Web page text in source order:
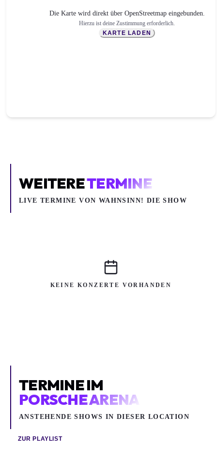
Die Karte wird direkt über OpenStreetmap eingebunden.
Hierzu ist deine Zustimmung erforderlich.
KARTE LADEN
WEITERETERMINE
LIVE TERMINE VON WAHNSINN! DIE SHOW
KEINE KONZERTE VORHANDEN
TERMINE IM
PORSCHE ARENA
ANSTEHENDE SHOWS IN DIESER LOCATION
ZUR PLAYLIST